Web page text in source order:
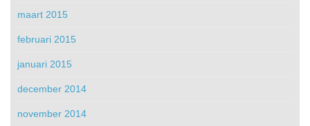
maart 2015
februari 2015
januari 2015
december 2014
november 2014